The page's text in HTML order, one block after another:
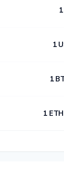
1
1
1